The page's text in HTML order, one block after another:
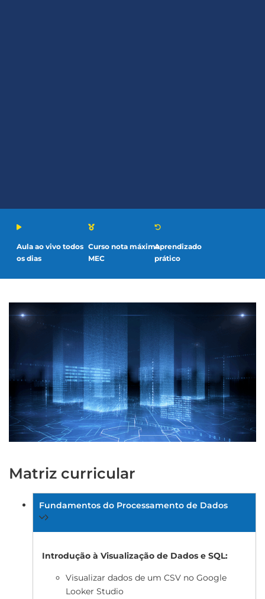
Aula ao vivo todos
os dias
Curso nota máxima
MEC
Aprendizado
prático
Matriz curricular
Fundamentos do Processamento de Dados
Introdução à Visualização de Dados e SQL:
Visualizar dados de um CSV no Google
Looker Studio